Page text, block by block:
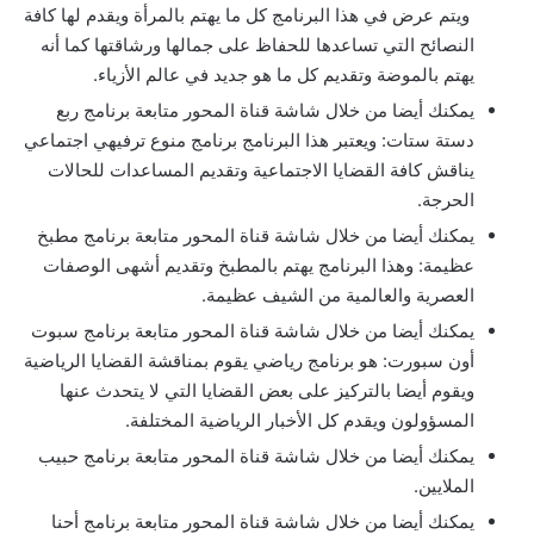
ويتم عرض في هذا البرنامج كل ما يهتم بالمرأة ويقدم لها كافة
النصائح التي تساعدها للحفاظ على جمالها ورشاقتها كما أنه
يهتم بالموضة وتقديم كل ما هو جديد في عالم الأزياء.
يمكنك أيضا من خلال شاشة قناة المحور متابعة برنامج ربع
دستة ستات: ويعتبر هذا البرنامج برنامج منوع ترفيهي اجتماعي
يناقش كافة القضايا الاجتماعية وتقديم المساعدات للحالات
الحرجة.
يمكنك أيضا من خلال شاشة قناة المحور متابعة برنامج مطبخ
عظيمة: وهذا البرنامج يهتم بالمطبخ وتقديم أشهى الوصفات
العصرية والعالمية من الشيف عظيمة.
يمكنك أيضا من خلال شاشة قناة المحور متابعة برنامج سبوت
أون سبورت: هو برنامج رياضي يقوم بمناقشة القضايا الرياضية
ويقوم أيضا بالتركيز على بعض القضايا التي لا يتحدث عنها
المسؤولون ويقدم كل الأخبار الرياضية المختلفة.
يمكنك أيضا من خلال شاشة قناة المحور متابعة برنامج حبيب
الملايين.
يمكنك أيضا من خلال شاشة قناة المحور متابعة برنامج أحنا